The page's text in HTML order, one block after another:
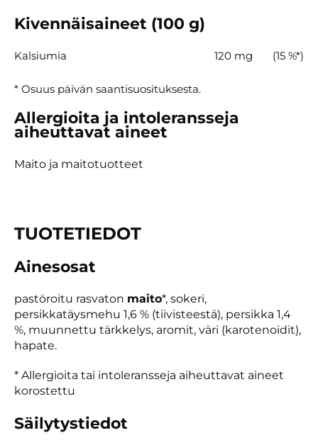
Kivennäisaineet (100 g)
Kalsiumia 120 mg (15 %*)
* Osuus päivän saantisuosituksesta.
Allergioita ja intoleransseja
aiheuttavat aineet
Maito ja maitotuotteet
TUOTETIEDOT
Ainesosat
pastöroitu rasvaton maito*, sokeri,
persikkatäysmehu 1,6 % (tiivisteestä), persikka 1,4
%, muunnettu tärkkelys, aromit, väri (karotenoidit),
hapate.
* Allergioita tai intoleransseja aiheuttavat aineet
korostettu
Säilytystiedot